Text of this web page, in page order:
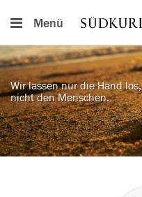
Menü
Wir lassen nur die Hand los,
nicht den Menschen.